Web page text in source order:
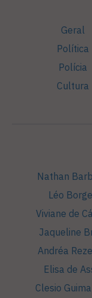
Geral
Política
Polícia
Cultura
Nathan
Léo
Viviane de
Jaqueline
Andréa
Elisa de
Clesio